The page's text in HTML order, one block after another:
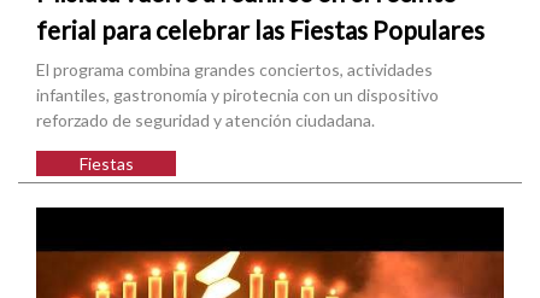
ferial para celebrar las Fiestas Populares
El programa combina grandes conciertos, actividades
infantiles, gastronomía y pirotecnia con un dispositivo
reforzado de seguridad y atención ciudadana.
Fiestas